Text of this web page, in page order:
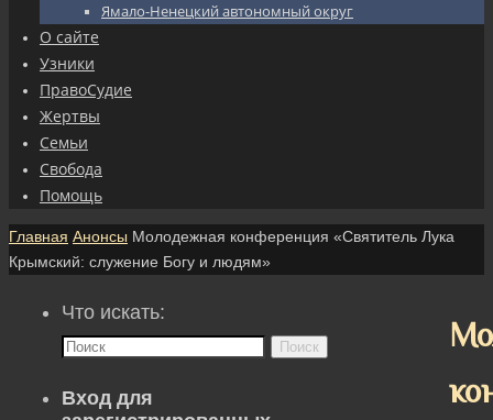
Ямало-Ненецкий автономный округ
О сайте
Узники
ПравоСудие
Жертвы
Семьи
Свобода
Помощь
Главная Анонсы Молодежная конференция «Святитель Лука
Крымский: служение Богу и людям»
Что искать:
Поиск
Вход для